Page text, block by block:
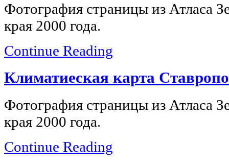
Фотография страницы из Атласа
края 2000 года.
Continue Reading
Климатиеская карта
Фотография страницы из Атласа
края 2000 года.
Continue Reading